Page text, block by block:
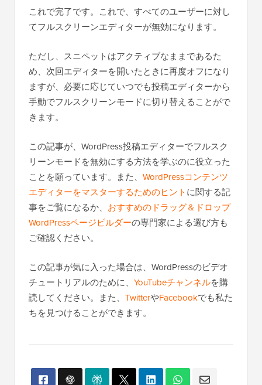
これで完了です。これで、すべてのユーザーに対し
てフルスクリーンエディターが無効になります。
ただし、スニペットはアクティブなままであるた
め、次回エディターを開いたときに再度オフになり
ますが、必要に応じていつでも投稿エディターから
手動でフルスクリーンモードに切り替えることがで
きます。
この記事が、WordPress投稿エディターでフルスク
リーンモードを無効にする方法を学ぶのに役立った
ことを願っています。また、 WordPressコンテンツ
エディターをマスターするためのヒントに関する記
事をご覧になるか、 おすすめのドラッグ＆ドロップ
WordPressページビルダーの専門家による選び方も
ご確認ください。
この記事が気に入った場合は、WordPressのビデオ
チュートリアルのために、 YouTubeチャンネルを購
読してください。また、 TwitterやFacebookでも私た
ちを見つけることができます。